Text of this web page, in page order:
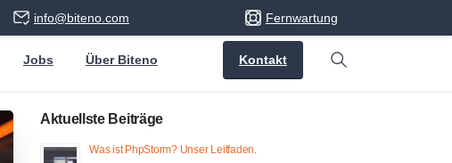
info@biteno.com Fernwartung
Jobs Über Biteno Kontakt
Search
Aktuellste Beiträge
Was ist PhpStorm? Unser Leitfaden.